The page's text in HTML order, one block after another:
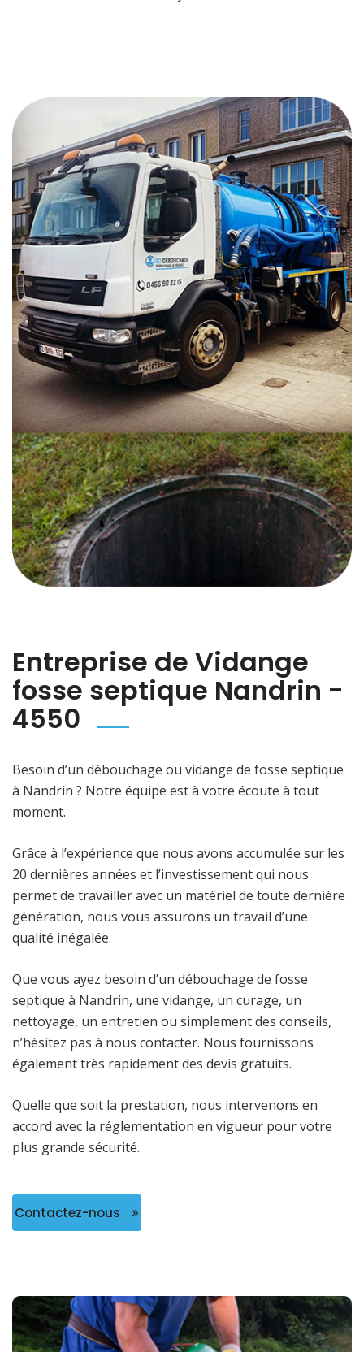
Entreprise de Vidange
fosse septique Nandrin -
4550
Besoin d’un débouchage ou vidange de fosse septique
à Nandrin ? Notre équipe est à votre écoute à tout
moment.
Grâce à l’expérience que nous avons accumulée sur les
20 dernières années et l’investissement qui nous
permet de travailler avec un matériel de toute dernière
génération, nous vous assurons un travail d’une
qualité inégalée.
Que vous ayez besoin d’un débouchage de fosse
septique à Nandrin, une vidange, un curage, un
nettoyage, un entretien ou simplement des conseils,
n’hésitez pas à nous contacter. Nous fournissons
également très rapidement des devis gratuits.
Quelle que soit la prestation, nous intervenons en
accord avec la réglementation en vigueur pour votre
plus grande sécurité.
Contactez-nous